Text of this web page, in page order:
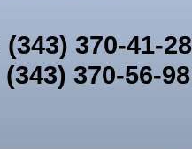
(343) 370-41-28
(343) 370-56-98